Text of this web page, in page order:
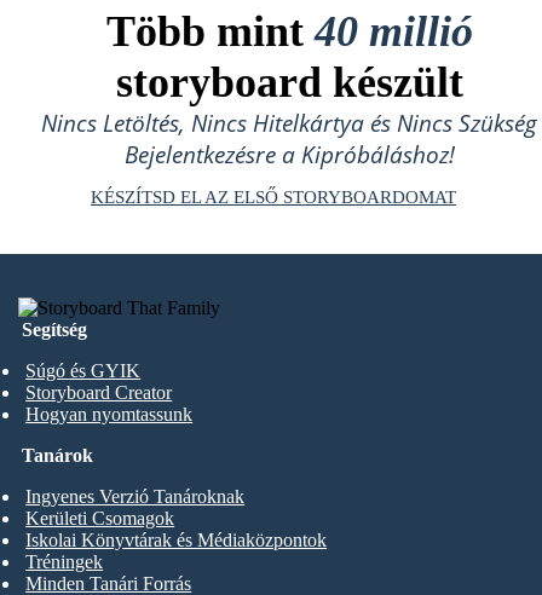
Több mint40 millió
storyboard készült
Nincs Letöltés, Nincs Hitelkártya és Nincs Szükség
Bejelentkezésre a Kipróbáláshoz!
KÉSZÍTSD EL AZ ELSŐ STORYBOARDOMAT
Segítség
Súgó és GYIK
Storyboard Creator
Hogyan nyomtassunk
Tanárok
Ingyenes Verzió Tanároknak
Kerületi Csomagok
Iskolai Könyvtárak és Médiaközpontok
Tréningek
Minden Tanári Forrás